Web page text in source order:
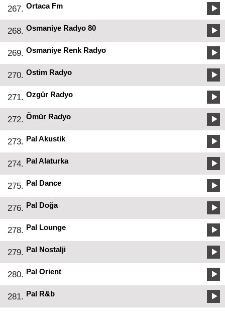
267. Ortaca Fm
268. Osmaniye Radyo 80
269. Osmaniye Renk Radyo
270. Ostim Radyo
271. Ozgür Radyo
272. Ömür Radyo
273. Pal Akustik
274. Pal Alaturka
275. Pal Dance
276. Pal Doğa
278. Pal Lounge
279. Pal Nostalji
280. Pal Orient
281. Pal R&b